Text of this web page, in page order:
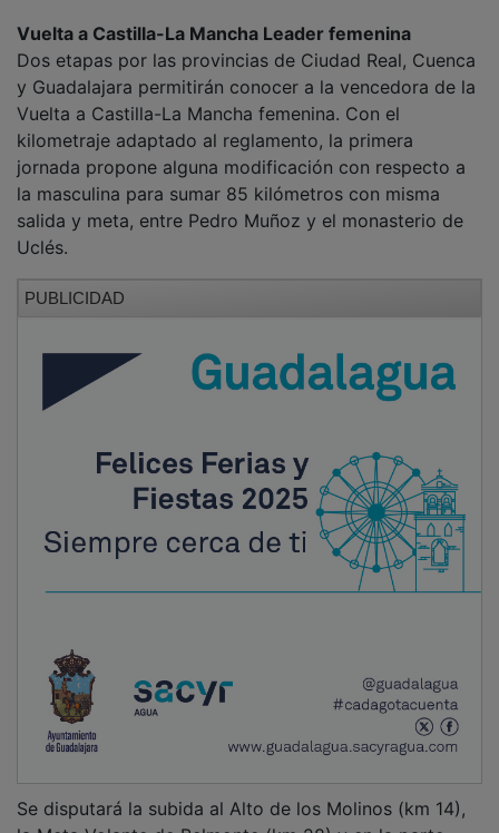
Dos etapas por las provincias de Ciudad Real, Cuenca
y Guadalajara permitirán conocer a la vencedora de la
Vuelta a Castilla-La Mancha femenina. Con el
kilometraje adaptado al reglamento, la primera
jornada propone alguna modificación con respecto a
la masculina para sumar 85 kilómetros con misma
salida y meta, entre Pedro Muñoz y el monasterio de
Uclés.
la Meta Volante de Belmonte (km 28) y en la parte